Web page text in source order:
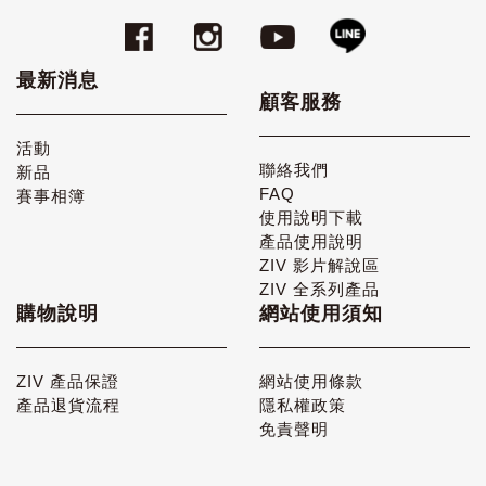
最新消息
活動
新品
賽事相簿
顧客服務
聯絡我們
FAQ
使用說明下載
產品使用說明
ZIV 影片解說區
ZIV 全系列產品
購物說明
ZIV 產品保證
產品退貨流程
網站使用須知
網站使用條款
隱私權政策
免責聲明